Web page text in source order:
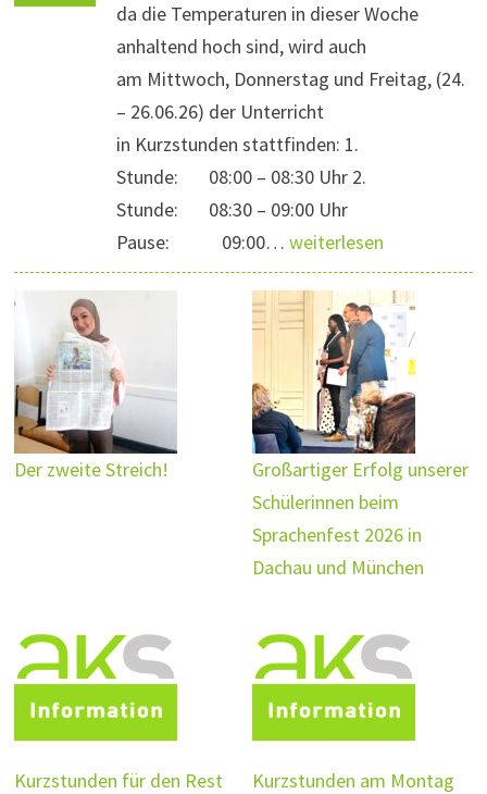
da die Temperaturen in dieser Woche
anhaltend hoch sind, wird auch
am Mittwoch, Donnerstag und Freitag, (24.
– 26.06.26) der Unterricht
in Kurzstunden stattfinden: 1.
Stunde: 08:00 – 08:30 Uhr 2.
Stunde: 08:30 – 09:00 Uhr
Pause: 09:00… weiterlesen
Der zweite Streich!
Großartiger Erfolg unserer
Schülerinnen beim
Sprachenfest 2026 in
Dachau und München
Kurzstunden für den Rest
Kurzstunden am Montag